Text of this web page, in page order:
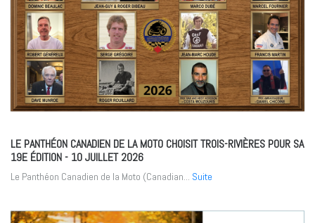
LE PANTHÉON CANADIEN DE LA MOTO CHOISIT TROIS-RIVIÈRES POUR SA
19E ÉDITION- 10 JUILLET 2026
Le Panthéon Canadien de la Moto (Canadian... Suite